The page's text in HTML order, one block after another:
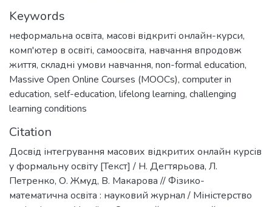
Keywords
неформальна освіта, масові відкриті онлайн-курси,
комп'ютер в освіті, самоосвіта, навчання впродовж
життя, складні умови навчання, non-formal education,
Massive Open Online Courses (MOOCs), computer in
education, self-education, lifelong learning, challenging
learning conditions
Citation
Досвід інтегрування масових відкритих онлайн курсів
у формальну освіту [Текст] / Н. Дегтярьова, Л.
Петренко, О. Жмуд, В. Макарова // Фізико-
математична освіта : науковий журнал / Міністерство